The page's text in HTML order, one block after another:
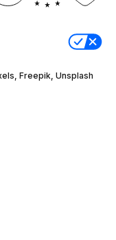
Freepik, Unsplash